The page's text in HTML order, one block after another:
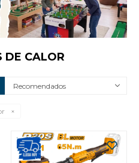
DE CALOR
Recomendados